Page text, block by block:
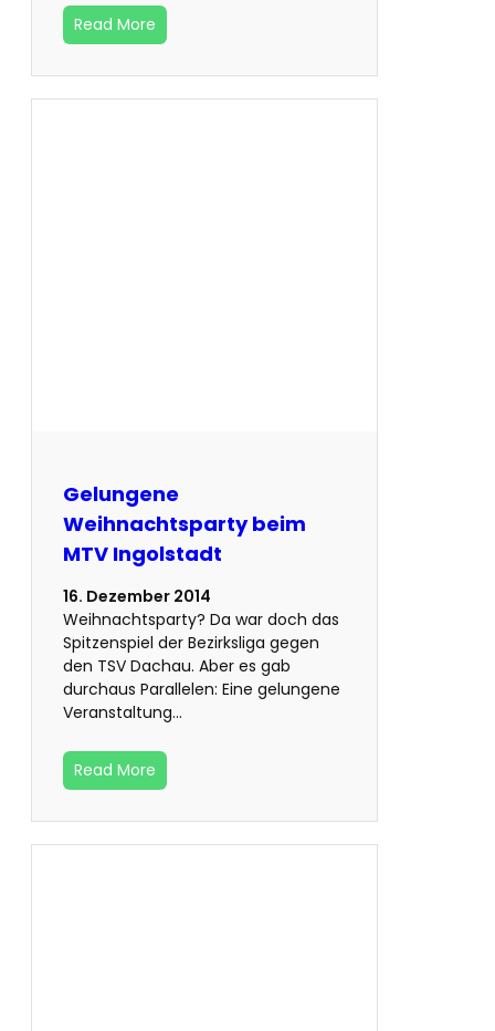
Read More
Gelungene
Weihnachtsparty beim
MTV Ingolstadt
16. Dezember 2014
Weihnachtsparty? Da war doch das
Spitzenspiel der Bezirksliga gegen
den TSV Dachau. Aber es gab
durchaus Parallelen: Eine gelungene
Veranstaltung…
Read More